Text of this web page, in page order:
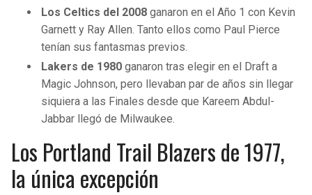
Los Celtics del 2008ganaron en el Año 1 con Kevin
Garnett y Ray Allen. Tanto ellos como Paul Pierce
tenían sus fantasmas previos.
Lakers de 1980 ganaron tras elegir en el Draft a
Magic Johnson, pero llevaban par de años sin llegar
siquiera a las Finales desde que Kareem Abdul-
Jabbar llegó de Milwaukee.
Los Portland Trail Blazers de 1977,
la única excepción